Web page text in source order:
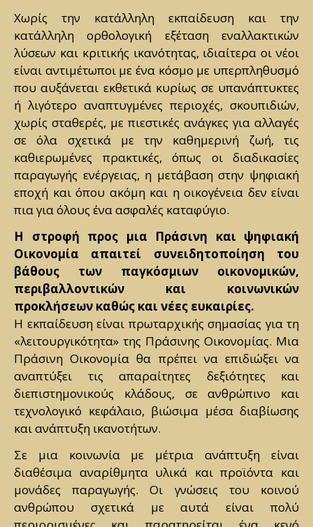
Χωρίς την κατάλληλη εκπαίδευση και την
κατάλληλη ορθολογική εξέταση εναλλακτικών
λύσεων και κριτικής ικανότητας, ιδιαίτερα οι νέοι
είναι αντιμέτωποι με ένα κόσμο με υπερπληθυσμό
που αυξάνεται εκθετικά κυρίως σε υπανάπτυκτες
ή λιγότερο αναπτυγμένες περιοχές, σκουπιδιών,
χωρίς σταθερές, με πιεστικές ανάγκες για αλλαγές
σε όλα σχετικά με την καθημερινή ζωή, τις
καθιερωμένες πρακτικές, όπως οι διαδικασίες
παραγωγής ενέργειας, η μετάβαση στην ψηφιακή
εποχή και όπου ακόμη και η οικογένεια δεν είναι
πια για όλους ένα ασφαλές καταφύγιο.
Η στροφή προς μια Πράσινη και ψηφιακή
Οικονομία απαιτεί συνειδητοποίηση του
βάθους των παγκόσμιων οικονομικών,
περιβαλλοντικών και κοινωνικών
προκλήσεων καθώς και νέες ευκαιρίες.
Η εκπαίδευση είναι πρωταρχικής σημασίας για τη
«λειτουργικότητα» της Πράσινης Οικονομίας. Μια
Πράσινη Οικονομία θα πρέπει να επιδιώξει να
αναπτύξει τις απαραίτητες δεξιότητες και
διεπιστημονικούς κλάδους, σε ανθρώπινο και
τεχνολογικό κεφάλαιο, βιώσιμα μέσα διαβίωσης
και ανάπτυξη ικανοτήτων.
Σε μια κοινωνία με μέτρια ανάπτυξη είναι
διαθέσιμα αναρίθμητα υλικά και προϊόντα και
μονάδες παραγωγής. Οι γνώσεις του κοινού
ανθρώπου σχετικά με αυτά είναι πολύ